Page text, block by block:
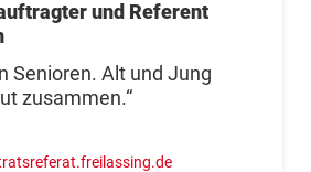
und Referent
Senioren. Alt und Jung
zusammen.“